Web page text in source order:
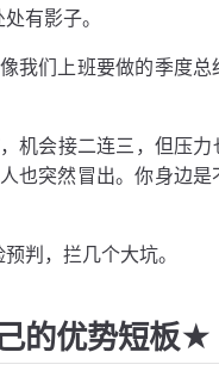
有影子。
们上班要做的季度总
机会接二连三，但压
也突然冒出。你身边
判，拦几个大坑。
的优势短板★